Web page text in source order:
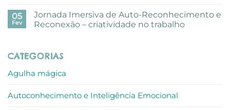
aguarelas
nos
escritórios
em
Mundo
de
Escolha
do
05
Fev
Jornada Imersiva de Auto-Reconhecimento e
Reconexão – criatividade no trabalho
Jornada
Imersiva
Auto-
Reconexão
CATEGORIAS
Agulha mágica
Autoconhecimento e Inteligência Emocional